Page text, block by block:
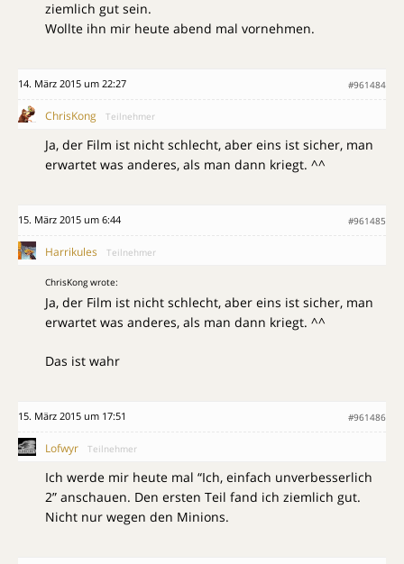
ziemlich gut sein.
Wollte ihn mir heute abend mal vornehmen.
14. März 2015 um 22:27 #961484
ChrisKong Teilnehmer
Ja, der Film ist nicht schlecht, aber eins ist sicher, man
erwartet was anderes, als man dann kriegt. ^^
15. März 2015 um 6:44 #961485
Harrikules Teilnehmer
ChrisKong wrote:
Ja, der Film ist nicht schlecht, aber eins ist sicher, man
erwartet was anderes, als man dann kriegt. ^^
Das ist wahr
15. März 2015 um 17:51 #961486
Lofwyr Teilnehmer
Ich werde mir heute mal “Ich, einfach unverbesserlich
2” anschauen. Den ersten Teil fand ich ziemlich gut.
Nicht nur wegen den Minions.